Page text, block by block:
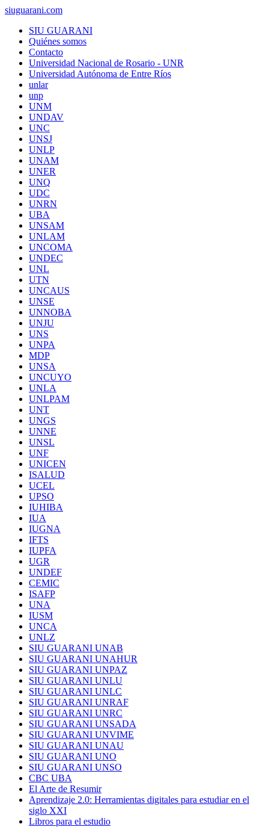
siuguarani.com
SIU GUARANI
Quiénes somos
Contacto
Universidad Nacional de Rosario - UNR
Universidad Autónoma de Entre Ríos
unlar
unp
UNM
UNDAV
UNC
UNSJ
UNLP
UNAM
UNER
UNQ
UDC
UNRN
UBA
UNSAM
UNLAM
UNCOMA
UNDEC
UNL
UTN
UNCAUS
UNSE
UNNOBA
UNJU
UNS
UNPA
MDP
UNSA
UNCUYO
UNLA
UNLPAM
UNT
UNGS
UNNE
UNSL
UNF
UNICEN
ISALUD
UCEL
UPSO
IUHIBA
IUA
IUGNA
IFTS
IUPFA
UGR
UNDEF
CEMIC
ISAFP
UNA
IUSM
UNCA
UNLZ
SIU GUARANI UNAB
SIU GUARANI UNAHUR
SIU GUARANI UNPAZ
SIU GUARANI UNLU
SIU GUARANI UNLC
SIU GUARANI UNRAF
SIU GUARANI UNRC
SIU GUARANI UNSADA
SIU GUARANI UNVIME
SIU GUARANI UNAU
SIU GUARANI UNO
SIU GUARANI UNSO
CBC UBA
El Arte de Resumir
Aprendizaje 2.0: Herramientas digitales para estudiar en el
siglo XXI
Libros para el estudio